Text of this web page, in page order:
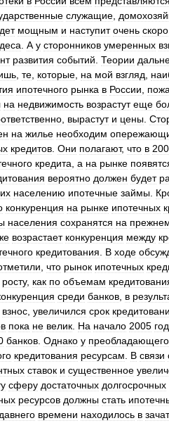
служащие
мощным и наступит очень скоро
А у сторонников умеренных
развития событий Теории
те которые на мой взгляд
ипотечного рынка в России
на недвижимость возрастут еще
вырастут и цены
на жилье необходим
кредитов Они полагают, что в
кредита а на рынке
вероятно должен будет
населению ипотечные займы
конкуренция на рынке ипотечных
населения сохранятся на
возрастает конкуренция между
кредитования В ходе
что рынок ипотечных
росту, как по объемам
среди банков в
взнос увеличился срок
пока не велик На начало 2005
банков Однако у преобладающего
кредитования ресурсам В связи
ставок и существенное
сферу достаточных долгосрочных
ресурсов должны стать
времени находилось в